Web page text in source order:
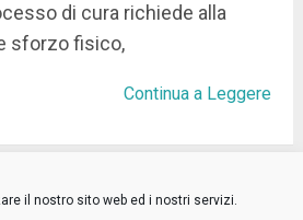
il nostro sito web ed i nostri servizi.
di cura richiede alla
sforzo fisico,
Continua a Leggere
Niente più posts.